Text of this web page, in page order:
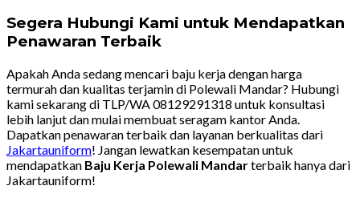
Segera Hubungi Kami untuk Mendapatkan
Penawaran Terbaik
Apakah Anda sedang mencari baju kerja dengan harga
termurah dan kualitas terjamin di Polewali Mandar? Hubungi
kami sekarang di TLP/WA 08129291318 untuk konsultasi
lebih lanjut dan mulai membuat seragam kantor Anda.
Dapatkan penawaran terbaik dan layanan berkualitas dari
Jakartauniform! Jangan lewatkan kesempatan untuk
mendapatkan Baju Kerja Polewali Mandarterbaik hanya dari
Jakartauniform!